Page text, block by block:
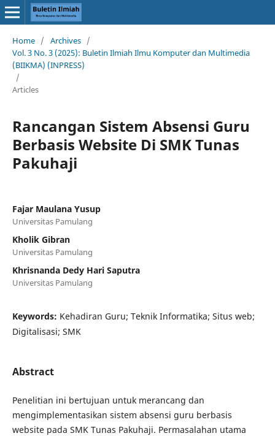
Home / Archives /
Vol. 3 No. 3 (2025): Buletin Ilmiah Ilmu Komputer dan Multimedia
(BIIKMA) (INPRESS)
/
Articles
Rancangan Sistem Absensi Guru
Berbasis Website Di SMK Tunas
Pakuhaji
Fajar Maulana Yusup
Universitas Pamulang
Kholik Gibran
Universitas Pamulang
Khrisnanda Dedy Hari Saputra
Universitas Pamulang
Keywords: Kehadiran Guru; Teknik Informatika; Situs web;
Digitalisasi; SMK
Abstract
Penelitian ini bertujuan untuk merancang dan
mengimplementasikan sistem absensi guru berbasis
website pada SMK Tunas Pakuhaji. Permasalahan utama